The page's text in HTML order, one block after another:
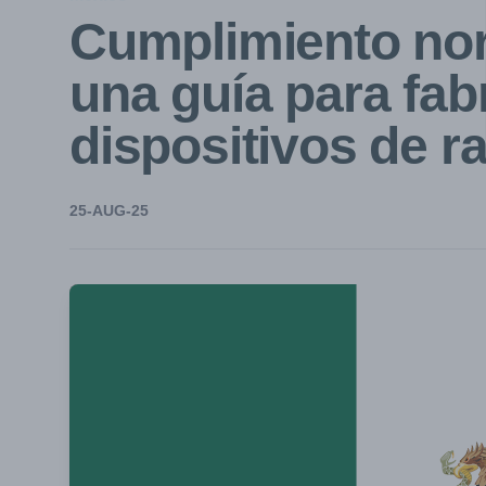
Cumplimiento
una guía para
dispositivos de
25-AUG-25